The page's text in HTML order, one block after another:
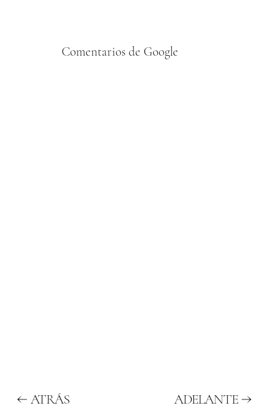
Comentarios de Google
ATRÁS ADELANTE